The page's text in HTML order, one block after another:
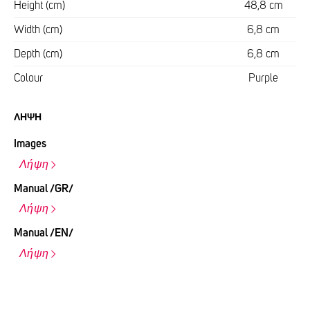
Height (cm) 48,8 cm
Width (cm) 6,8 cm
Depth (cm) 6,8 cm
Colour Purple
ΛΉΨΗ
Images
Λήψη
Manual /GR/
Λήψη
Manual /EN/
Λήψη